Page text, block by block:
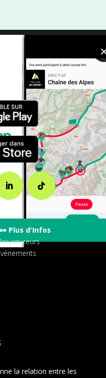
👀 Plus d'Infos
Dénivelé Plat/
Montagne/ courses
Alpes
coureurs
la relation entre les